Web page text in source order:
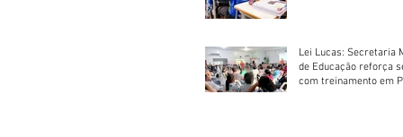
Lei Lucas: Secretaria
de Educação reforça
com treinamento em